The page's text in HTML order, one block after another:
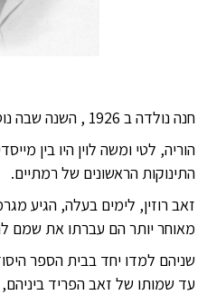
חנה נולדה ב 1926 , השנה שבה נוסדה רמתיים.
הוריה, לטי ומשה לוין היו בין
התינוקות הראשונים של רמתיים.
מאוחר יותר הם עברתו את שמם
שניהם למדו יחד בבית הספר
עד שמותו של זאב הפריד ביניהם, כמעט 70 שנה